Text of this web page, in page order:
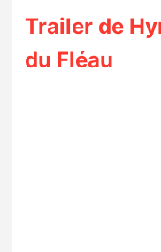
Trailer de
du Fléau